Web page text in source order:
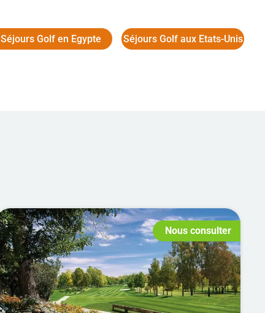
Séjours Golf en Egypte Séjours Golf aux Etats-Unis
Nous consulter